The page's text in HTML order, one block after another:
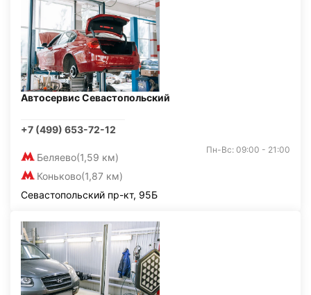
Автосервис Севастопольский
+7 (499) 653-72-12
Беляево(1,59 км)
Коньково(1,87 км)
Пн-Вс: 09:00 - 21:00
Севастопольский пр-кт, 95Б